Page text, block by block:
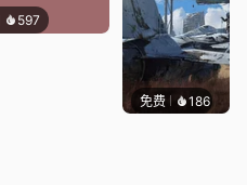
597
免费 186